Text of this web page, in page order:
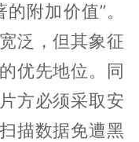
附加价值”。
泛，但其象征
优先地位。同
方必须采取安
描数据免遭黑